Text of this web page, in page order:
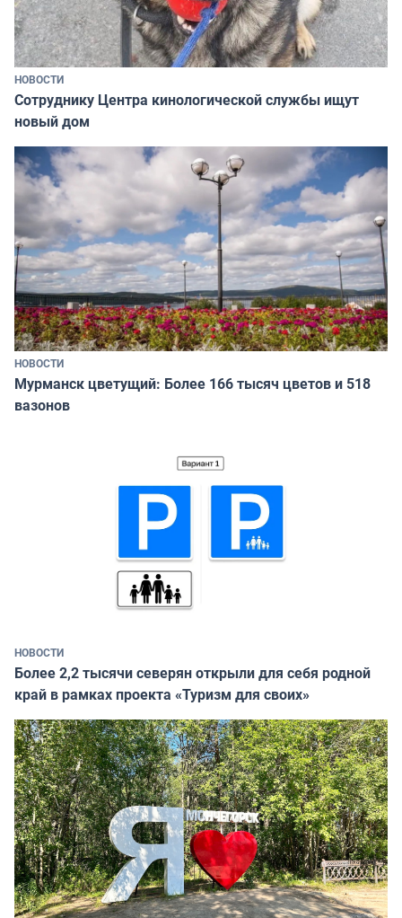
НОВОСТИ
Сотруднику Центра кинологической службы ищут
новый дом
НОВОСТИ
Мурманск цветущий: Более 166 тысяч цветов и 518
вазонов
НОВОСТИ
Более 2,2 тысячи северян открыли для себя родной
край в рамках проекта «Туризм для своих»